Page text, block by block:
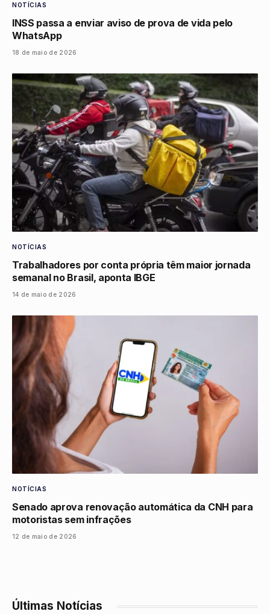
NOTÍCIAS
INSS passa a enviar aviso de prova de vida pelo
WhatsApp
18 de maio de 2026
NOTÍCIAS
Trabalhadores por conta própria têm maior jornada
semanal no Brasil, aponta IBGE
14 de maio de 2026
NOTÍCIAS
Senado aprova renovação automática da CNH para
motoristas sem infrações
12 de maio de 2026
Últimas Notícias